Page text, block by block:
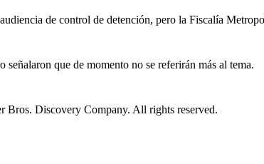
de control de detención, pero la Fiscalía
que de momento no se referirán más al tema.
Discovery Company. All rights reserved.